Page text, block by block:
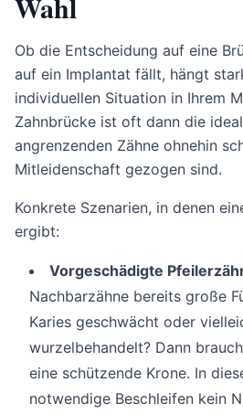
Ob die Entscheidung auf eine
auf ein Implantat fällt, hängt
individuellen Situation in Ihrem
Zahnbrücke ist oft dann die
angrenzenden Zähne ohnehin
Mitleidenschaft gezogen sind.
Konkrete Szenarien, in denen
ergibt:
Vorgeschädigte
Nachbarzähne bereits große
Karies geschwächt oder
wurzelbehandelt? Dann
eine schützende Krone. In
notwendige Beschleifen kein